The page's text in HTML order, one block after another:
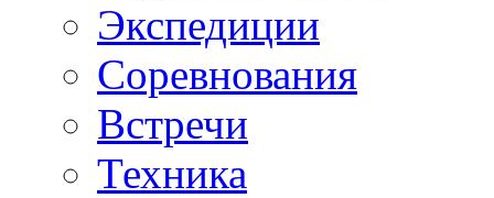
Экспедиции
Соревнования
Встречи
Техника